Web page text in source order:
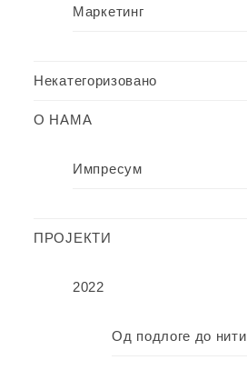
Маркетинг
Некатегоризовано
О НАМА
Импресум
ПРОЈЕКТИ
2022
Од подлоге до нити